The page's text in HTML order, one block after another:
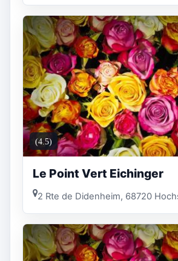
(4.5)
Le Point Vert Eichinger
2 Rte de Didenheim, 68720